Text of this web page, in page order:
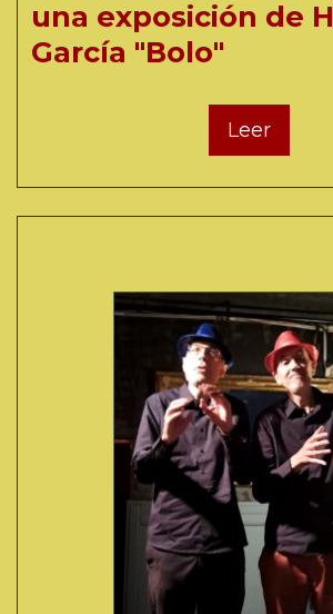
una exposición de
García "Bolo"
Leer